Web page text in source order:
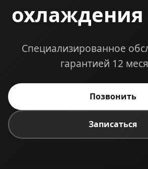
охлаждения
Специализированное
гарантией 12
Позвонить
Записаться